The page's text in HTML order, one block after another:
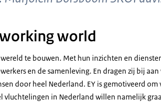
world
te bouwen. Met hun inzichten en
en de samenleving. En dragen zij bij
door heel Nederland. EY is gemotiveerd
vluchtelingen in Nederland willen namelijk